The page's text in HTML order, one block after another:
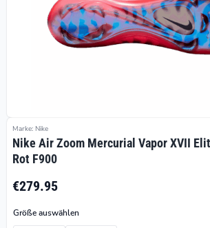
Marke: Nike
Nike Air Zoom Mercurial Vapor XVII
Rot F900
€279.95
Größe auswählen